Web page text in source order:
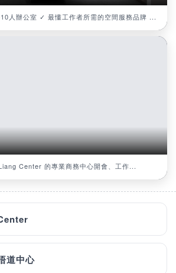
人辦公室 ✓ 最懂工作者所需的空間服務品牌 ...
Center 的專業商務中心開會、工作...
道中心